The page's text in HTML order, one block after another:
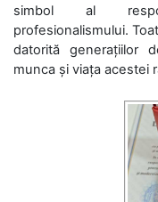
simbol al
profesionalismului.
datorită generațiilor
munca și viața acestei